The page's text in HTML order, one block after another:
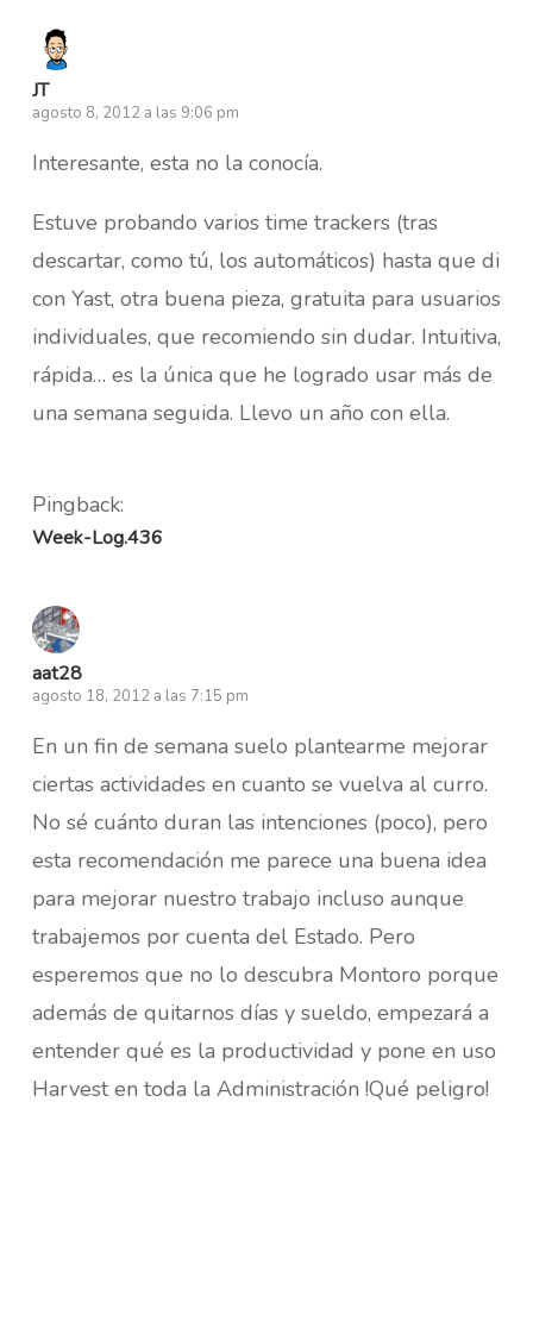
JT
agosto 8, 2012 a las 9:06 pm
Interesante, esta no la conocía.
Estuve probando varios time trackers (tras
descartar, como tú, los automáticos) hasta que di
con Yast, otra buena pieza, gratuita para usuarios
individuales, que recomiendo sin dudar. Intuitiva,
rápida… es la única que he logrado usar más de
una semana seguida. Llevo un año con ella.
Pingback:
Week-Log.436
aat28
agosto 18, 2012 a las 7:15 pm
En un fin de semana suelo plantearme mejorar
ciertas actividades en cuanto se vuelva al curro.
No sé cuánto duran las intenciones (poco), pero
esta recomendación me parece una buena idea
para mejorar nuestro trabajo incluso aunque
trabajemos por cuenta del Estado. Pero
esperemos que no lo descubra Montoro porque
además de quitarnos días y sueldo, empezará a
entender qué es la productividad y pone en uso
Harvest en toda la Administración !Qué peligro!